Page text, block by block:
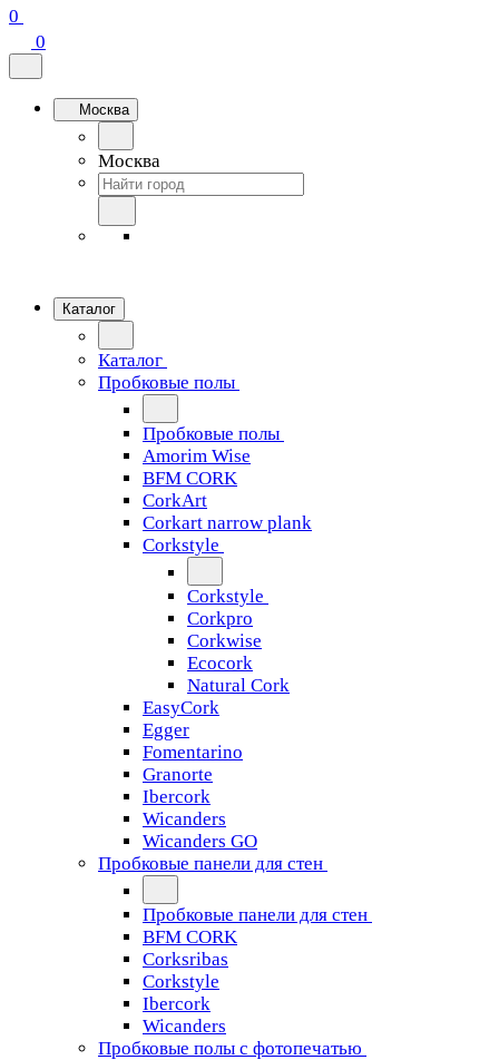
0
0
Москва
Москва
Каталог
Каталог
Пробковые полы
Пробковые полы
Amorim Wise
BFM CORK
CorkArt
Corkart narrow plank
Corkstyle
Corkstyle
Corkpro
Corkwise
Ecocork
Natural Cork
EasyCork
Egger
Fomentarino
Granorte
Ibercork
Wicanders
Wicanders GO
Пробковые панели для стен
Пробковые панели для стен
BFM CORK
Corksribas
Corkstyle
Ibercork
Wicanders
Пробковые полы с фотопечатью